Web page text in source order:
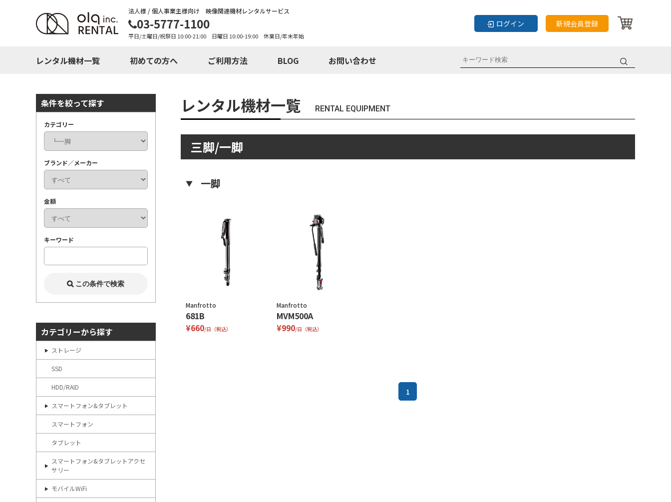
法人様 / 個人事業主様向け 映像関連機材レンタルサービス
03-5777-1100
平日/土曜日/祝祭日 10:00-21:00 日曜日 10:00-19:00 休業日/年末年始
ログイン 新規会員登録
レンタル機材一覧 初めての方へ ご利用方法 BLOG お問い合わせ
レンタル機材一覧 RENTAL EQUIPMENT
三脚/一脚
一脚
Manfrotto
681B
¥660/日（税込）
Manfrotto
MVM500A
¥990/日（税込）
1
条件を絞って探す
カテゴリー
ブランド／メーカー
金額
キーワード
カテゴリーから探す
ストレージ
SSD
HDD/RAID
スマートフォン&タブレット
スマートフォン
タブレット
スマートフォン&タブレットアクセ
サリー
モバイルWiFi